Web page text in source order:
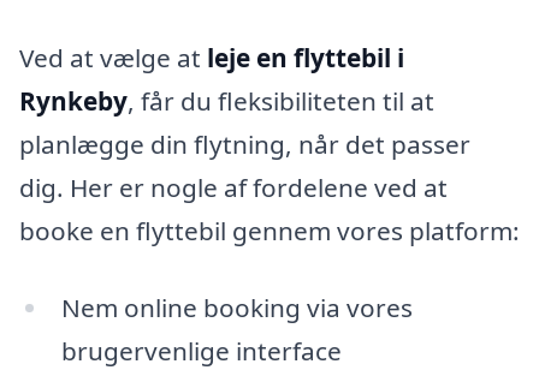
Ved at vælge at leje en flyttebil i
Rynkeby, får du fleksibiliteten til at
planlægge din flytning, når det passer
dig. Her er nogle af fordelene ved at
booke en flyttebil gennem vores platform:
Nem online booking via vores
brugervenlige interface